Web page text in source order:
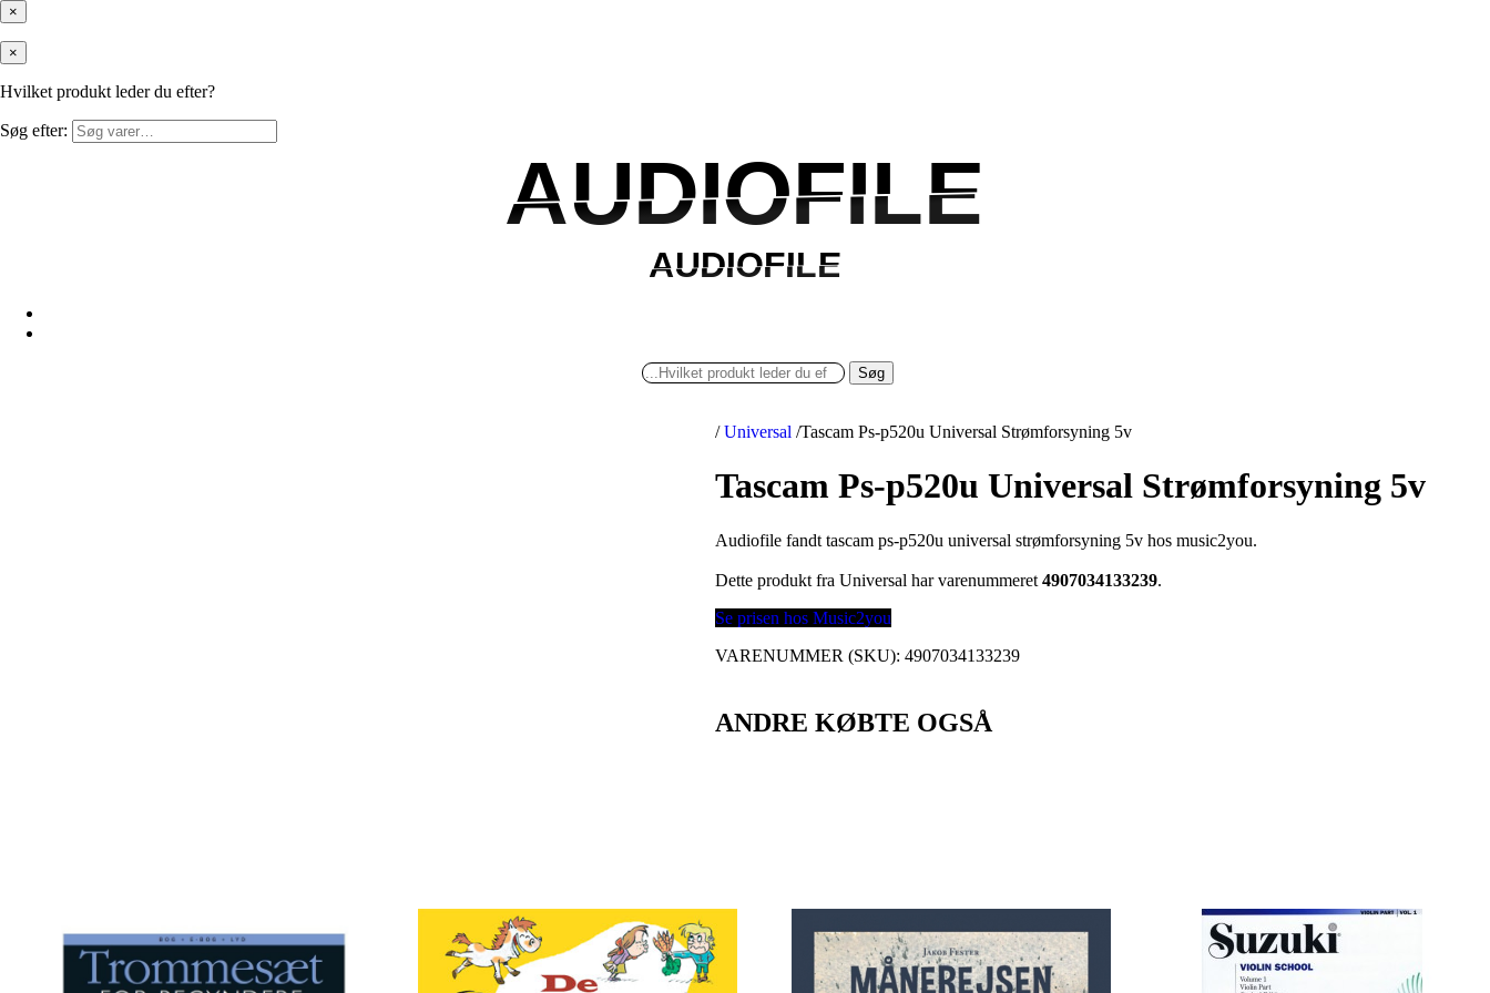
×
×
Hvilket produkt leder du efter?
Søg efter:
AUDIOFILE
AUDIOFILE
AUDIOFILE
AUDIOFILE
Søg
/ Universal /Tascam Ps-p520u Universal Strømforsyning 5v
Tascam Ps-p520u Universal Strømforsyning 5v
Audiofile fandt tascam ps-p520u universal strømforsyning 5v hos music2you.
Dette produkt fra Universal har varenummeret4907034133239.
Se prisen hos Music2you
VARENUMMER (SKU):4907034133239
ANDRE KØBTE OGSÅ